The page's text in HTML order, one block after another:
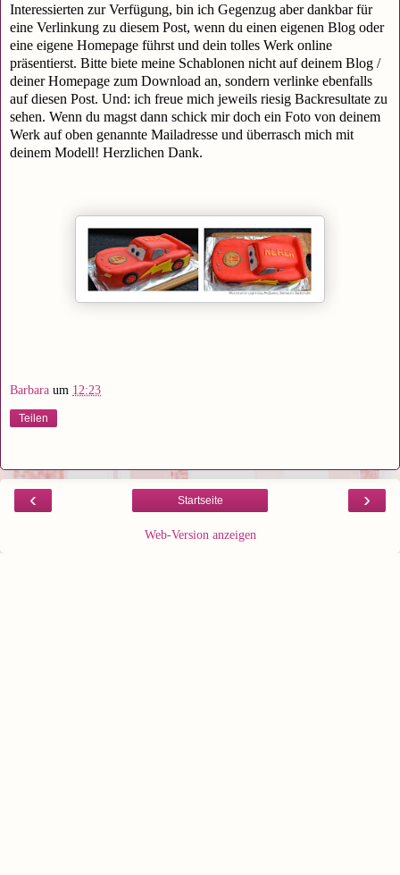
Interessierten zur Verfügung, bin ich Gegenzug aber dankbar für
eine Verlinkung zu diesem Post, wenn du einen eigenen Blog oder
eine eigene Homepage führst und dein tolles Werk online
präsentierst. Bitte biete meine Schablonen nicht auf deinem Blog /
deiner Homepage zum Download an, sondern verlinke ebenfalls
auf diesen Post. Und: ich freue mich jeweils riesig Backresultate zu
sehen. Wenn du magst dann schick mir doch ein Foto von deinem
Werk auf oben genannte Mailadresse und überrasch mich mit
deinem Modell! Herzlichen Dank.
Barbara um 12:23
Teilen
‹ ›
Startseite
Web-Version anzeigen